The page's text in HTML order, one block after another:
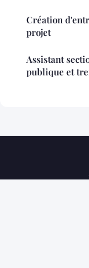
Création
projet
Assistant
publique et